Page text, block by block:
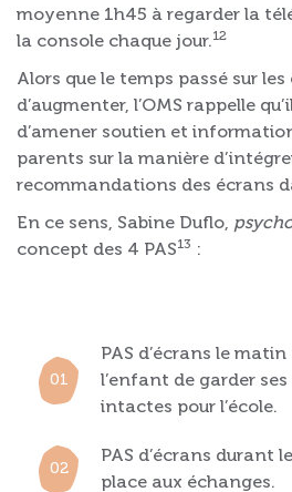
moyenne 1h45 à regarder la
la console chaque jour.12
Alors que le temps passé sur
d’augmenter, l’OMS rappelle
d’amener soutien et
parents sur la manière
recommandations des écrans
En ce sens, Sabine Duflo,
concept des 4 PAS13 :
PAS d’écrans le
l’enfant de garder
intactes pour l’école.
PAS d’écrans durant
place aux échanges.